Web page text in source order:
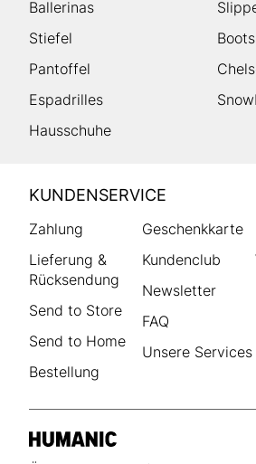
Ballerinas
Stiefel
Boots
Pantoffel
Espadrilles
Hausschuhe
HUMANIC
Footer
KUNDENSERVICE
Zahlung
Lieferung &
Rücksendung
Send to Store
Send to Home
Bestellung
Geschenkkarte
Kundenclub
Newsletter
FAQ
Unsere Services